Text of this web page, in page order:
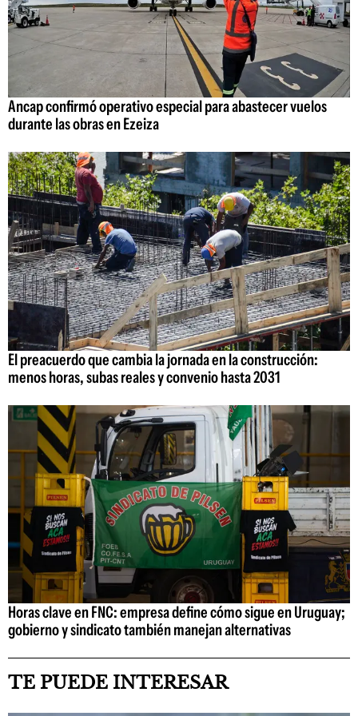
Ancap confirmó operativo especial para abastecer vuelos
durante las obras en Ezeiza
El preacuerdo que cambia la jornada en la construcción:
menos horas, subas reales y convenio hasta 2031
Horas clave en FNC: empresa define cómo sigue en Uruguay;
gobierno y sindicato también manejan alternativas
TE PUEDE INTERESAR